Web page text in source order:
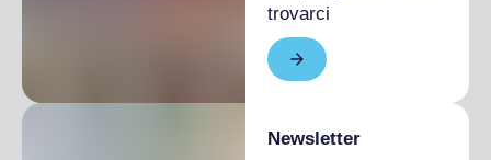
trovarci
Newsletter